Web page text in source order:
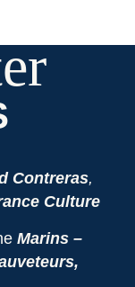
Contreras,
Culture
Marins –